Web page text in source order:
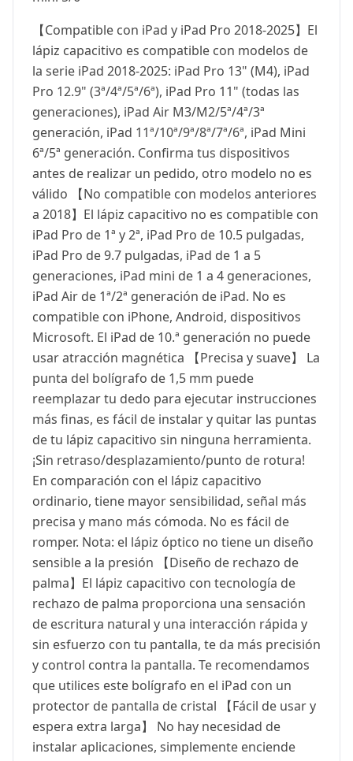
【Compatible con iPad y iPad Pro 2018-2025】El
lápiz capacitivo es compatible con modelos de
la serie iPad 2018-2025: iPad Pro 13" (M4), iPad
Pro 12.9" (3ª/4ª/5ª/6ª), iPad Pro 11" (todas las
generaciones), iPad Air M3/M2/5ª/4ª/3ª
generación, iPad 11ª/10ª/9ª/8ª/7ª/6ª, iPad Mini
6ª/5ª generación. Confirma tus dispositivos
antes de realizar un pedido, otro modelo no es
válido 【No compatible con modelos anteriores
a 2018】El lápiz capacitivo no es compatible con
iPad Pro de 1ª y 2ª, iPad Pro de 10.5 pulgadas,
iPad Pro de 9.7 pulgadas, iPad de 1 a 5
generaciones, iPad mini de 1 a 4 generaciones,
iPad Air de 1ª/2ª generación de iPad. No es
compatible con iPhone, Android, dispositivos
Microsoft. El iPad de 10.ª generación no puede
usar atracción magnética 【Precisa y suave】 La
punta del bolígrafo de 1,5 mm puede
reemplazar tu dedo para ejecutar instrucciones
más finas, es fácil de instalar y quitar las puntas
de tu lápiz capacitivo sin ninguna herramienta.
¡Sin retraso/desplazamiento/punto de rotura!
En comparación con el lápiz capacitivo
ordinario, tiene mayor sensibilidad, señal más
precisa y mano más cómoda. No es fácil de
romper. Nota: el lápiz óptico no tiene un diseño
sensible a la presión 【Diseño de rechazo de
palma】El lápiz capacitivo con tecnología de
rechazo de palma proporciona una sensación
de escritura natural y una interacción rápida y
sin esfuerzo con tu pantalla, te da más precisión
y control contra la pantalla. Te recomendamos
que utilices este bolígrafo en el iPad con un
protector de pantalla de cristal 【Fácil de usar y
espera extra larga】 No hay necesidad de
instalar aplicaciones, simplemente enciende